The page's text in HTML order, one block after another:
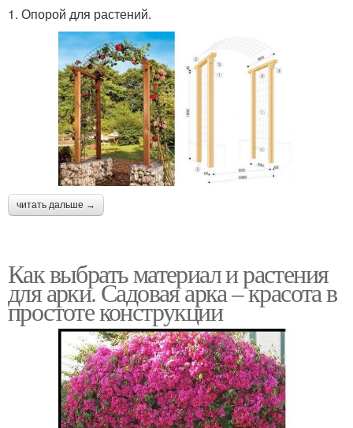
1. Опорой для растений.
читать дальше →
Как выбрать материал и растения
для арки. Садовая арка – красота в
простоте конструкции